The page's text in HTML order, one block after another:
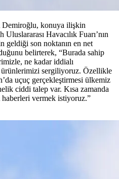
konuya ilişkin
Havacılık Fuarı’nın
geldiği son noktanın en net
belirterek, “Burada sahip
ne kadar iddialı
sergiliyoruz. Özellikle
uçuç gerçekleştirmesi ülkemiz
ciddi talep var. Kısa zamanda
vermek istiyoruz.”